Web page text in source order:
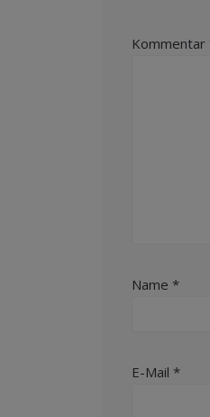
Kommentar
Name *
E-Mail *